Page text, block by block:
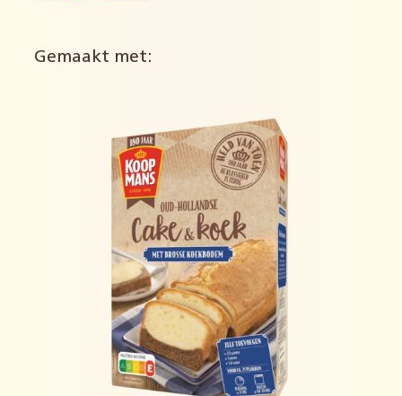
Gemaakt met: